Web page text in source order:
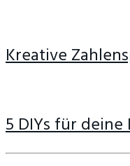
Kreative
5 DIYs für